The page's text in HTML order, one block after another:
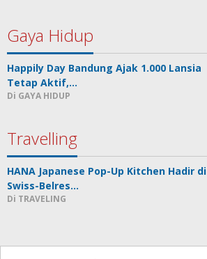
Gaya Hidup
Happily Day Bandung Ajak 1.000 Lansia
Tetap Aktif,…
Di GAYA HIDUP
Travelling
HANA Japanese Pop-Up Kitchen Hadir di
Swiss-Belres…
Di TRAVELING